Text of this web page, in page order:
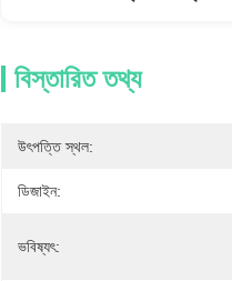
বিস্তারিত তথ্য
উৎপত্তি স্থল:
ডিজাইন:
ভবিষ্যৎ: